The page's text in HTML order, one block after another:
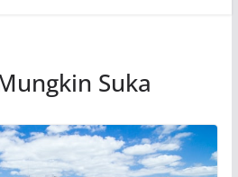
Suka